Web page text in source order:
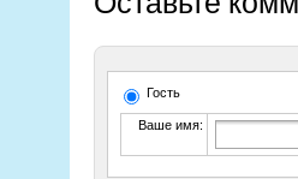
Гость
Ваше имя: